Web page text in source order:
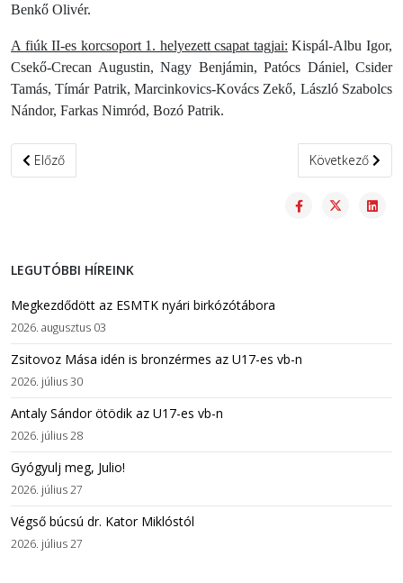
Benkő Olivér.
A fiúk II-es korcsoport 1. helyezett csapat tagjai: Kispál-Albu Igor,
Csekő-Crecan Augustin, Nagy Benjámin, Patócs Dániel, Csider
Tamás, Tímár Patrik, Marcinkovics-Kovács Zekő, László Szabolcs
Nándor, Farkas Nimród, Bozó Patrik.
Előző cikk: Mása, Petya és Mózi is nyert az U20-as válogatón
Előző Következő cikk:
Következő
LEGUTÓBBI HÍREINK
Megkezdődött az ESMTK nyári birkózótábora
2026. augusztus 03
Zsitovoz Mása idén is bronzérmes az U17-es vb-n
2026. július 30
Antaly Sándor ötödik az U17-es vb-n
2026. július 28
Gyógyulj meg, Julio!
2026. július 27
Végső búcsú dr. Kator Miklóstól
2026. július 27